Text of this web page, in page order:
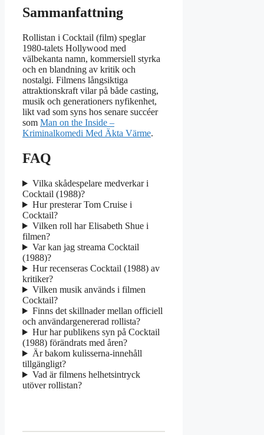
Sammanfattning
Rollistan i Cocktail (film) speglar
1980-talets Hollywood med
välbekanta namn, kommersiell styrka
och en blandning av kritik och
nostalgi. Filmens långsiktiga
attraktionskraft vilar på både casting,
musik och generationers nyfikenhet,
likt vad som syns hos senare succéer
som Man on the Inside –
Kriminalkomedi Med Äkta Värme.
FAQ
Vilka skådespelare medverkar i
Cocktail (1988)?
Hur presterar Tom Cruise i
Cocktail?
Vilken roll har Elisabeth Shue i
filmen?
Var kan jag streama Cocktail
(1988)?
Hur recenseras Cocktail (1988) av
kritiker?
Vilken musik används i filmen
Cocktail?
Finns det skillnader mellan officiell
och användargenererad rollista?
Hur har publikens syn på Cocktail
(1988) förändrats med åren?
Är bakom kulisserna-innehåll
tillgängligt?
Vad är filmens helhetsintryck
utöver rollistan?